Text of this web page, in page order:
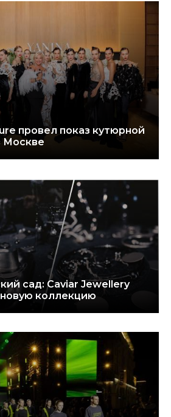
провел показ кутюрной
Москве
сад: Caviar Jewellery
коллекцию